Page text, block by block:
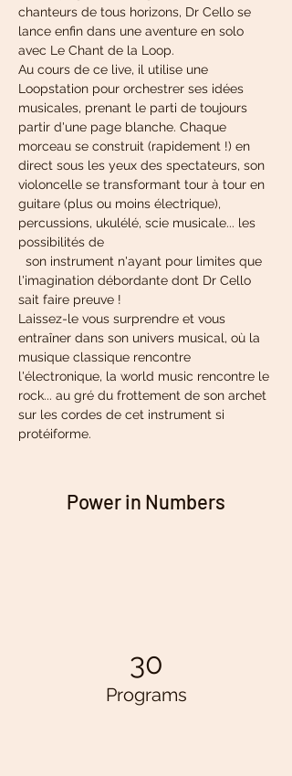
chanteurs de tous horizons, Dr Cello se
lance enfin dans une aventure en solo
avec ​Le Chant de la Loop.​
Au cours de ce live, il utilise une
Loopstation pour orchestrer ses idées
musicales, prenant le parti de toujours
partir d'une page blanche. Chaque
morceau se construit (rapidement !) en
direct sous les yeux des spectateurs, son
violoncelle se transformant tour à tour en
guitare (plus ou moins électrique),
percussions, ukulélé, scie musicale... les
possibilités de
son instrument n'ayant pour limites que
l'imagination débordante dont Dr Cello
sait faire preuve !
Laissez-le vous surprendre et vous
entraîner dans son univers musical, où la
musique classique rencontre
l'électronique, la world music rencontre le
rock... au gré du frottement de son archet
sur les cordes de cet instrument si
protéiforme.
Power in Numbers
30
Programs